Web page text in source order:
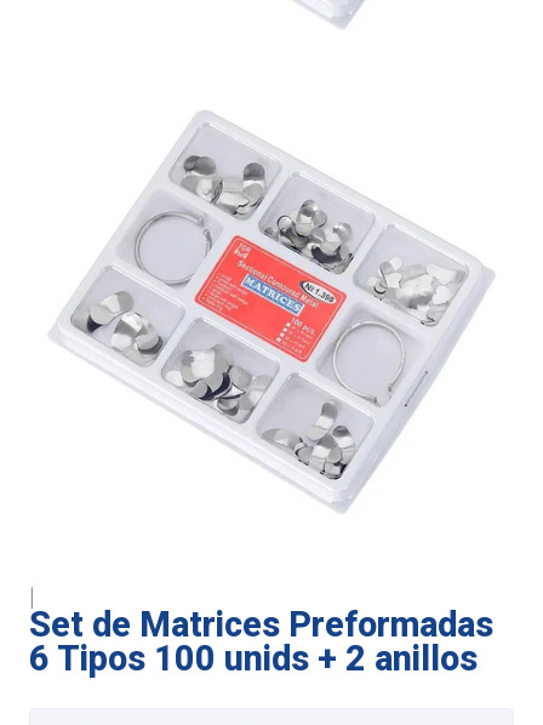
Set de Matrices Preformadas
6 Tipos 100 unids + 2 anillos